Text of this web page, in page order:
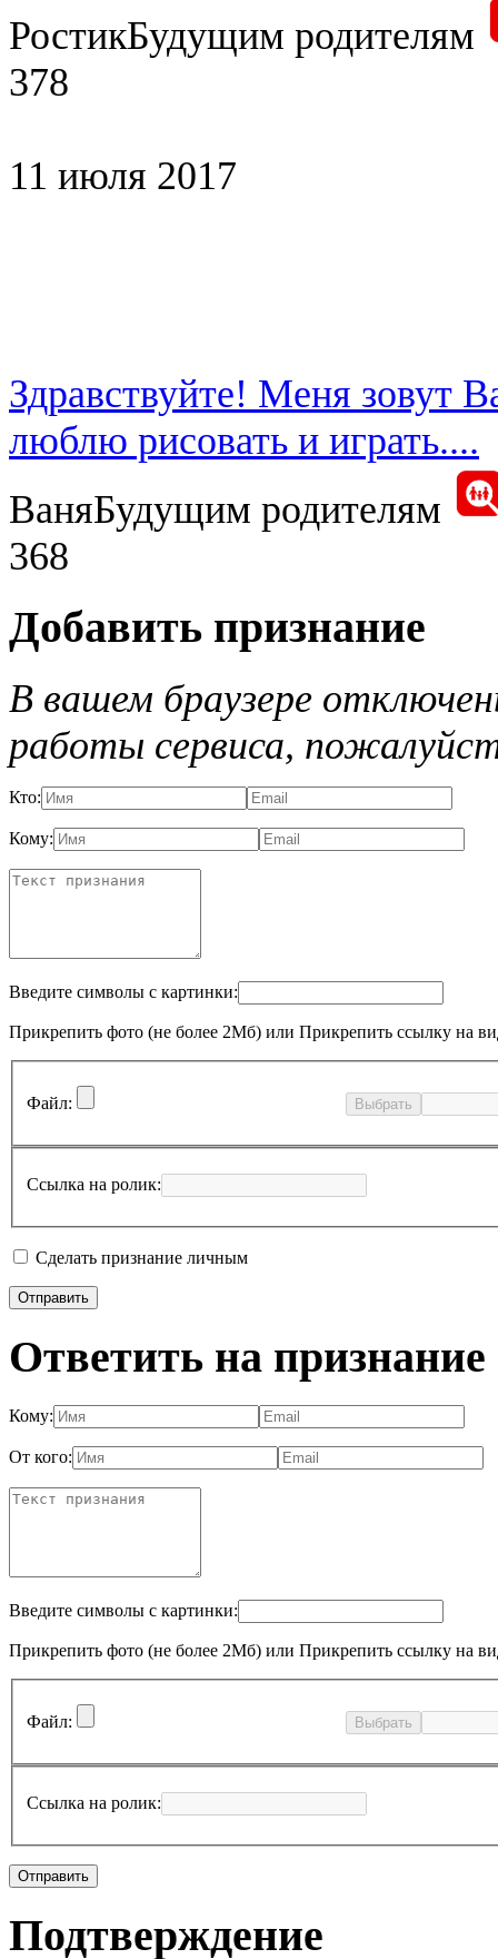
РостикБудущим родителям
378
11 июля 2017
Здравствуйте! Меня зовут
люблю рисовать и играть....
ВаняБудущим родителям
368
Добавить признание
В вашем браузере
работы сервиса,
Кто:
Кому:
Введите символы с картинки:
Прикрепить фото (не более 2Мб) или Прикрепить ссылку на
Файл: Выбрать
Ссылка на ролик:
Сделать признание личным
Ответить на признание
Кому:
От кого:
Введите символы с картинки:
Прикрепить фото (не более 2Мб) или Прикрепить ссылку на
Файл: Выбрать
Ссылка на ролик:
Подтверждение